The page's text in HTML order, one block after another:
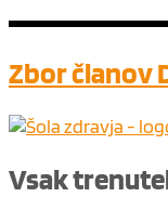
Zbor članov
Vsak